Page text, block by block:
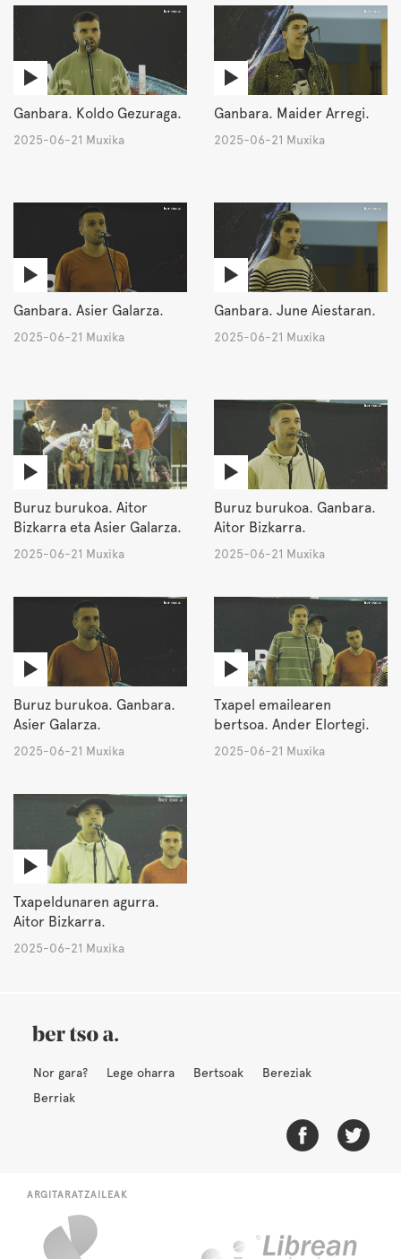
Ganbara. Koldo Gezuraga.
2025-06-21 Muxika
Ganbara. Maider Arregi.
2025-06-21 Muxika
Ganbara. Asier Galarza.
2025-06-21 Muxika
Ganbara. June Aiestaran.
2025-06-21 Muxika
Buruz burukoa. Aitor
Bizkarra eta Asier Galarza.
2025-06-21 Muxika
Buruz burukoa. Ganbara.
Aitor Bizkarra.
2025-06-21 Muxika
Buruz burukoa. Ganbara.
Asier Galarza.
2025-06-21 Muxika
Txapel emailearen
bertsoa. Ander Elortegi.
2025-06-21 Muxika
Txapeldunaren agurra.
Aitor Bizkarra.
2025-06-21 Muxika
Nor gara? Lege oharra Bertsoak
Bereziak
Berriak
ARGITARATZAILEAK